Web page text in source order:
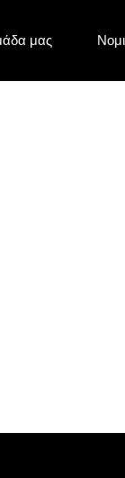
μας